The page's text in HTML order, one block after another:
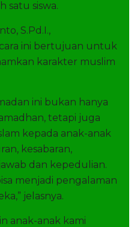
satu siswa.
S.Pd.I.,
ini bertujuan untuk
karakter muslim
ini bukan hanya
tetapi juga
kepada anak-anak
kesabaran,
dan kepedulian.
menjadi pengalaman
jelasnya.
anak-anak kami